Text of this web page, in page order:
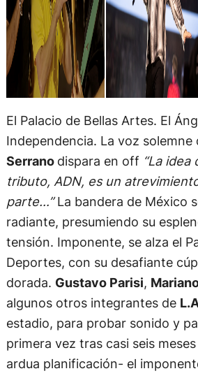
El Palacio de Bellas Artes. El
Independencia. La voz solemne
Serrano dispara en off “La
tributo, ADN, es un
parte…”La bandera de México
radiante, presumiendo su
tensión. Imponente, se alza el
Deportes, con su desafiante
dorada. Gustavo Parisi,
algunos otros integrantes de
estadio, para probar sonido y
primera vez tras casi seis
ardua planificación- el